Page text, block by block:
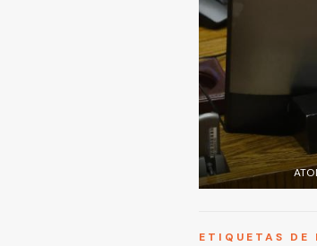
ETIQUETAS DE